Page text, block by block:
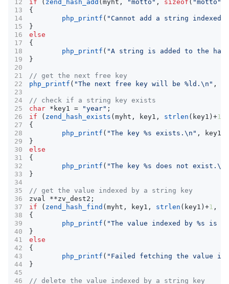
if
( zend_hash_add ( myht , "motto" , sizeof ( "motto"
{
php_printf ( "Cannot add a string
}
else
{
php_printf ( "A string is added to the
}
php_printf ( "The next free key will be %ld. \n " ,
char * key1 = "year" ;
if
( zend_hash_exists ( myht , key1 , strlen ( key1 ) +1
{
php_printf ( "The key %s exists. \n " , key1
}
else
{
php_printf ( "The key %s does not exist. \n
}
zval
**zv_dest2 ;
if
( zend_hash_find ( myht , key1 , strlen ( key1 ) +1 ,
{
php_printf ( "The value indexed by %s is
}
else
{
php_printf ( "Failed fetching the value
}